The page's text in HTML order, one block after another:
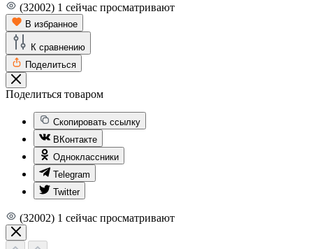
(32002) 1 сейчас просматривают
В избранное
К сравнению
Поделиться
Поделиться товаром
Скопировать ссылку
ВКонтакте
Одноклассники
Telegram
Twitter
(32002) 1 сейчас просматривают